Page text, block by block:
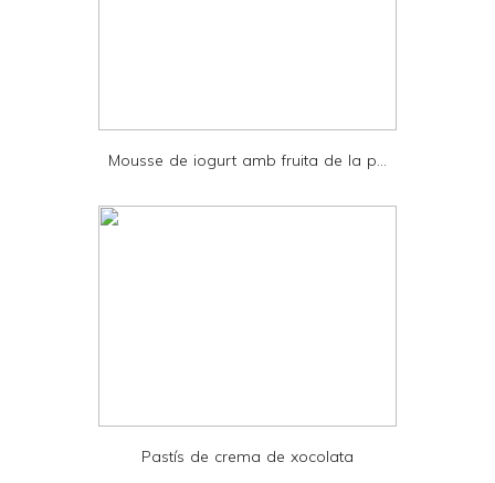
d
Mousse de iogurt amb fruita de la p...
Pastís de crema de xocolata